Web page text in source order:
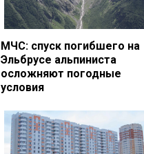
МЧС: спуск погибшего на
Эльбрусе альпиниста
осложняют погодные
условия